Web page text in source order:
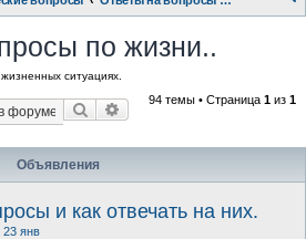
по жизни..
ситуациях.
Поиск Расширенный поиск
94 темы • Страница 1 из 1
Объявления
и как отвечать на них.
23 янв